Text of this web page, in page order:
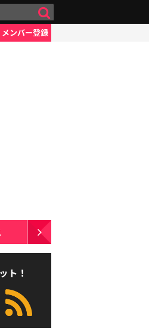
メンバー登録
ト！